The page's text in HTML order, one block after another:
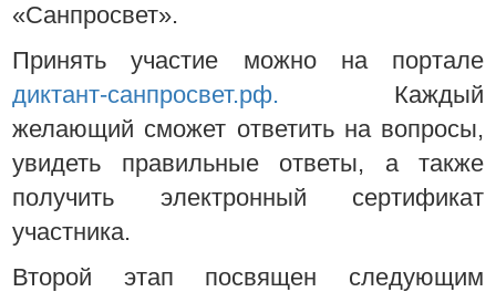
«Санпросвет».
Принять участие можно на портале
диктант-санпросвет.рф. Каждый
желающий сможет ответить на вопросы,
увидеть правильные ответы, а также
получить электронный сертификат
участника.
Второй этап посвящен следующим